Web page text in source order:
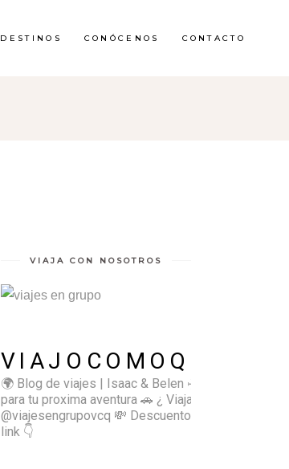
DESTINOS CONÓCENOS CONTACTO
VIAJA CON NOSOTROS
VIAJOCOMOQUIERO
🌍 Blog de viajes | Isaac & Belen ✈️ Inspírate
para tu proxima aventura 🚗 ¿ Viajas sol@? 👉🏻
@viajesengrupovcq 💸 Descuentos y tips en el
link 👇